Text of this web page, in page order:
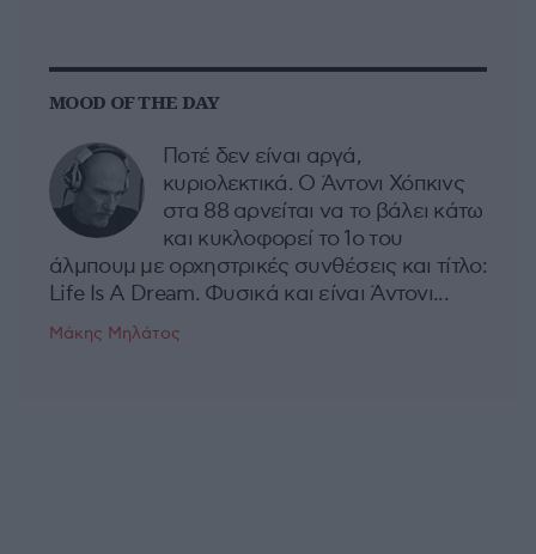
MOOD OF THE DAY
Ποτέ δεν είναι αργά,
κυριολεκτικά. Ο Άντονι Χόπκινς
στα 88 αρνείται να το βάλει κάτω
και κυκλοφορεί το 1ο του
άλμπουμ με ορχηστρικές συνθέσεις και τίτλο:
Life Is A Dream. Φυσικά και είναι Άντονι...
Μάκης Μηλάτος